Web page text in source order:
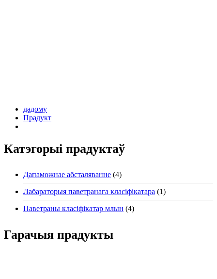
дадому
Прадукт
Катэгорыі прадуктаў
Дапаможнае абсталяванне (4)
Лабараторыя паветранага класіфікатара (1)
Паветраны класіфікатар млын (4)
Гарачыя прадукты